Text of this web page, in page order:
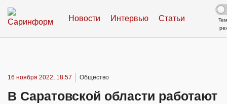
Новости Интервью Статьи
16 ноября 2022, 18:57 Общество
В Саратовской области работают